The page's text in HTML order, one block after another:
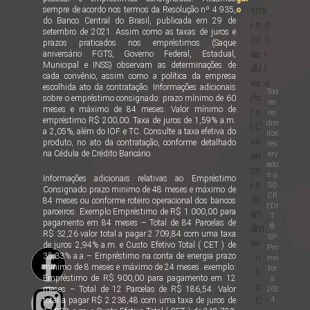
sempre de acordo nos termos da Resolução nº 4.935,
do Banco Central do Brasil, publicada em 29 de
setembro de 2021. Assim como as taxas de juros e
prazos praticados nos empréstimos (Saque
aniversário FGTS, Governo Federal, Estadual,
Municipal e INSS) observam as determinações de
cada convênio, assim como a política da empresa
escolhida ato da contratação. Informações adicionais
sobre o empréstimo consignado: prazo mínimo de 60
meses e máximo de 84 meses. Valor mínimo de
empréstimo R$ 200,00. Taxa de juros de 1,59% a.m.
a 2,05%, além do IOF e TC. Consulte a taxa efetiva do
produto, no ato da contratação, conforme detalhado
na Cédula de Crédito Bancário.
Informações adicionais relativas ao Empréstimo
Consignado prazo minimo de 48 meses e máximo de
84 meses ou conforme roteiro operacional dos bancos
parceiros. Exemplo Empréstimo de R$ 1.000,00 para
pagamento em 84 meses – Total de 84 Parcelas de
R$ 32,26 valor total a pagar 2.709,84 com uma taxa
de juros 2,94% a.m. e Custo Efetivo Total ( CET ) de
35,33% a.a – Empréstimo na conta de energia prazo
minimo de 8 meses e máximo de 24 meses. exemplo:
Empréstimo de R$ 900,00 para pagamento em 12
meses – Total de 12 Parcelas de R$ 186,54. Valor
total a pagar R$ 2.238,48 com uma taxa de juros de
o
i
c
a
d
e
P
r
m
o
d
e
U
s
o
e
i
d
o
r
i
a
Tod
os
os
dire
itos
res
erv
ado
s a
SO
CR
EDI
T
®
SP
Pro
mo
tor
a
202
4